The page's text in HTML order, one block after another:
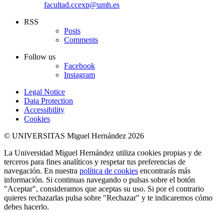
facultad.ccexp@umh.es
RSS
Posts
Comments
Follow us
Facebook
Instagram
Legal Notice
Data Protection
Accessibility
Cookies
© UNIVERSITAS Miguel Hernández 2026
La Universidad Miguel Hernández utiliza cookies propias y de
terceros para fines analíticos y respetar tus preferencias de
navegación. En nuestra política de cookies encontrarás más
información. Si continuas navegando o pulsas sobre el botón
"Aceptar", consideramos que aceptas su uso. Si por el contrario
quieres rechazarlas pulsa sobre "Rechazar" y te indicaremos cómo
debes hacerlo.